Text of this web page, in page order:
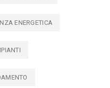
ENERGETICA